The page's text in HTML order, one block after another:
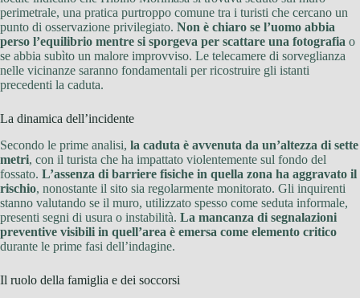
perimetrale, una pratica purtroppo comune tra i turisti che cercano un
punto di osservazione privilegiato. Non è chiaro se l’uomo abbia
perso l’equilibrio mentre si sporgeva per scattare una fotografia o
se abbia subìto un malore improvviso. Le telecamere di sorveglianza
nelle vicinanze saranno fondamentali per ricostruire gli istanti
precedenti la caduta.
La dinamica dell’incidente
Secondo le prime analisi, la caduta è avvenuta da un’altezza di sette
metri, con il turista che ha impattato violentemente sul fondo del
fossato. L’assenza di barriere fisiche in quella zona ha aggravato il
rischio, nonostante il sito sia regolarmente monitorato. Gli inquirenti
stanno valutando se il muro, utilizzato spesso come seduta informale,
presenti segni di usura o instabilità. La mancanza di segnalazioni
preventive visibili in quell’area è emersa come elemento critico
durante le prime fasi dell’indagine.
Il ruolo della famiglia e dei soccorsi